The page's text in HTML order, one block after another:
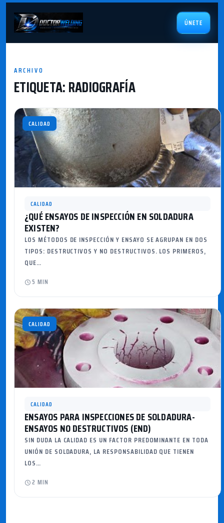
ÚNETE
ARCHIVO
ETIQUETA:RADIOGRAFÍA
CALIDAD
CALIDAD
¿QUÉ ENSAYOS DE INSPECCIÓN EN SOLDADURA
EXISTEN?
LOS MÉTODOS DE INSPECCIÓN Y ENSAYO SE AGRUPAN EN DOS
TIPOS: DESTRUCTIVOS Y NO DESTRUCTIVOS. LOS PRIMEROS,
QUE…
5 MIN
CALIDAD
CALIDAD
ENSAYOS PARA INSPECCIONES DE SOLDADURA-
ENSAYOS NO DESTRUCTIVOS (END)
SIN DUDA LA CALIDAD ES UN FACTOR PREDOMINANTE EN TODA
UNIÓN DE SOLDADURA, LA RESPONSABILIDAD QUE TIENEN
LOS…
2 MIN